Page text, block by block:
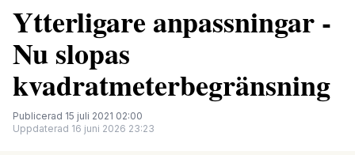
Ytterligare anpassningar -
Nu slopas
kvadratmeterbegränsning
Publicerad 15 juli 2021 02:00
Uppdaterad 16 juni 2026 23:23